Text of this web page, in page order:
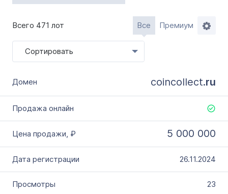
Без дефиса
Тип продажи
Оформление до 20 дней
Всего 471 лот Все Премиум
Сортировать
coincollect.ru
5 000 000
26.11.2024
23